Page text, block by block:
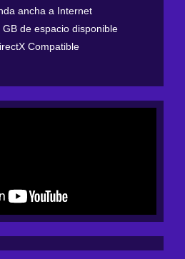
ancha a Internet
GB de espacio disponible
Compatible